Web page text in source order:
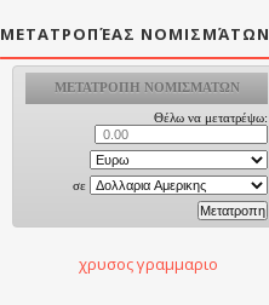
ΜΕΤΑΤΡΟΠΈΑΣ ΝΟΜΙΣΜΆΤΩΝ
χρυσος γραμμαριο